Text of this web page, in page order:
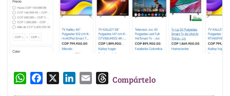
W
TCompártelo